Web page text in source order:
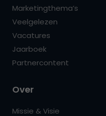
Marketingthema’s
Veelgelezen
Vacatures
Jaarboek
Partnercontent
Over
Missie & Visie